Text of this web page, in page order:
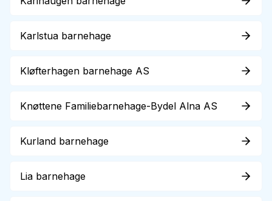
Karlstua barnehage
Kløfterhagen barnehage AS
Knøttene Familiebarnehage-Bydel Alna AS
Kurland barnehage
Lia barnehage